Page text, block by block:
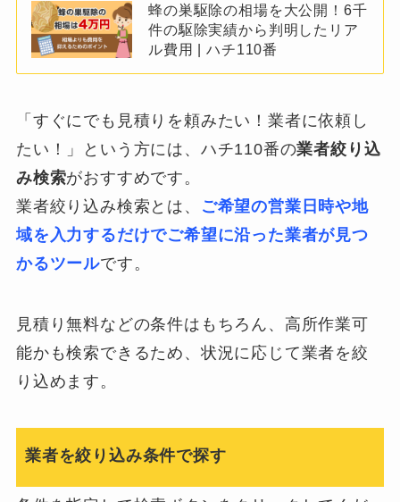
蜂の巣駆除の相場を大公開！6千
件の駆除実績から判明したリア
ル費用 | ハチ110番
「すぐにでも見積りを頼みたい！業者に依頼し
たい！」という方には、ハチ110番の業者絞り込
み検索がおすすめです。
業者絞り込み検索とは、
ご希望の営業日時や地
域を入力するだけでご希望に沿った業者が見つ
かるツールです。
見積り無料などの条件はもちろん、高所作業可
能かも検索できるため、状況に応じて業者を絞
り込めます。
業者を絞り込み条件で探す0120-949-066